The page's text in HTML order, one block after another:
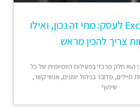
שרת Exchange לעסק: מתי זה נכון, ואילו
צריך להכין מראש
הוא חלק מרכזי בפעילות היומיומית של כל
מדובר בניהול יומנים, אנשי קשר,
שיתוף